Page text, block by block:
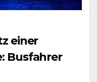
einer
Busfahrer